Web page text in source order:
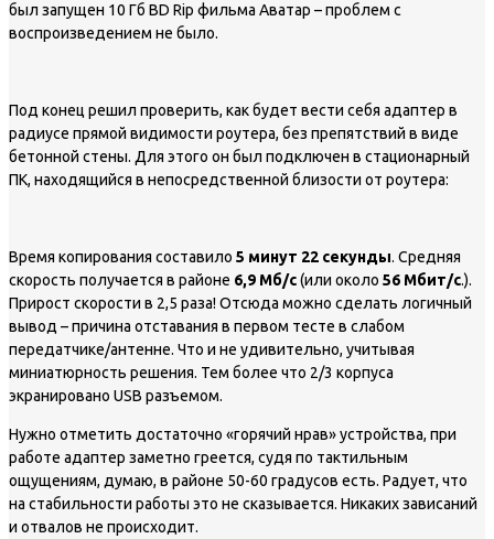
был запущен 10 Гб BD Rip фильма Аватар – проблем с
воспроизведением не было.
Под конец решил проверить, как будет вести себя адаптер в
радиусе прямой видимости роутера, без препятствий в виде
бетонной стены. Для этого он был подключен в стационарный
ПК, находящийся в непосредственной близости от роутера:
Время копирования составило 5 минут 22 секунды. Средняя
скорость получается в районе 6,9 Мб/с(или около 56 Мбит/с.).
Прирост скорости в 2,5 раза! Отсюда можно сделать логичный
вывод – причина отставания в первом тесте в слабом
передатчике/антенне. Что и не удивительно, учитывая
миниатюрность решения. Тем более что 2/3 корпуса
экранировано USB разъемом.
Нужно отметить достаточно «горячий нрав» устройства, при
работе адаптер заметно греется, судя по тактильным
ощущениям, думаю, в районе 50-60 градусов есть. Радует, что
на стабильности работы это не сказывается. Никаких зависаний
и отвалов не происходит.